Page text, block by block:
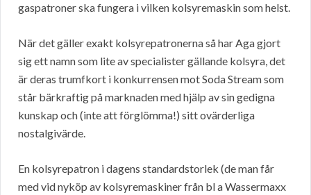
gaspatroner ska fungera i vilken kolsyremaskin som helst.
När det gäller exakt kolsyrepatronerna så har Aga gjort
sig ett namn som lite av specialister gällande kolsyra, det
är deras trumfkort i konkurrensen mot Soda Stream som
står bärkraftig på marknaden med hjälp av sin gedigna
kunskap och (inte att förglömma!) sitt ovärderliga
nostalgivärde.
En kolsyrepatron i dagens standardstorlek (de man får
med vid nyköp av kolsyremaskiner från bl a Wassermaxx